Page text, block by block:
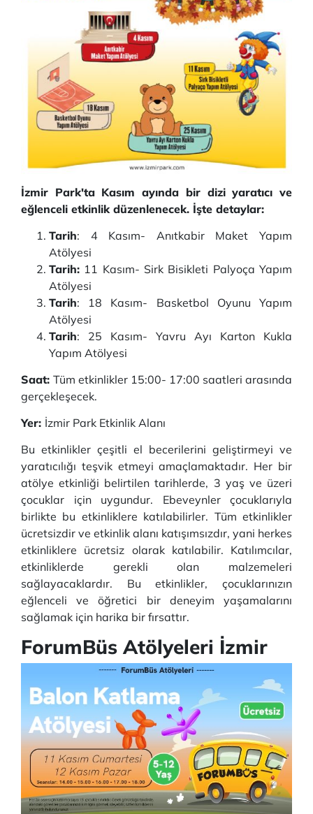
İzmir Park'ta Kasım ayında bir dizi yaratıcı ve
eğlenceli etkinlik düzenlenecek. İşte detaylar:
Tarih: 4 Kasım- Anıtkabir Maket Yapım
Atölyesi
Tarih: 11 Kasım- Sirk Bisikleti Palyoça Yapım
Atölyesi
Tarih: 18 Kasım- Basketbol Oyunu Yapım
Atölyesi
Tarih: 25 Kasım- Yavru Ayı Karton Kukla
Yapım Atölyesi
Saat: Tüm etkinlikler 15:00- 17:00 saatleri arasında
gerçekleşecek.
Yer: İzmir Park Etkinlik Alanı
Bu etkinlikler çeşitli el becerilerini geliştirmeyi ve
yaratıcılığı teşvik etmeyi amaçlamaktadır. Her bir
atölye etkinliği belirtilen tarihlerde, 3 yaş ve üzeri
çocuklar için uygundur. Ebeveynler çocuklarıyla
birlikte bu etkinliklere katılabilirler. Tüm etkinlikler
ücretsizdir ve etkinlik alanı katışımsızdır, yani herkes
etkinliklere ücretsiz olarak katılabilir. Katılımcılar,
etkinliklerde gerekli olan malzemeleri
sağlayacaklardır. Bu etkinlikler, çocuklarınızın
eğlenceli ve öğretici bir deneyim yaşamalarını
sağlamak için harika bir fırsattır.
ForumBüs Atölyeleri İzmir